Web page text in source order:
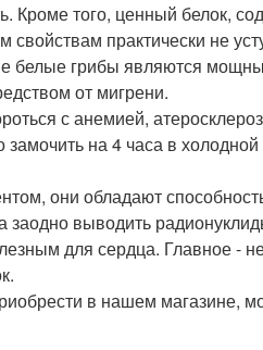
того, ценный белок,
практически не
белые грибы являются
от мигрени.
с анемией,
на 4 часа в
они обладают
выводить
для сердца. Главное -
в нашем магазине,